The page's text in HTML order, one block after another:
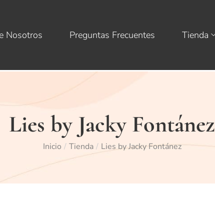
Nosotros Preguntas Frecuentes Tienda
Lies by Jacky Fontánez
Inicio / Tienda / Lies by Jacky Fontánez